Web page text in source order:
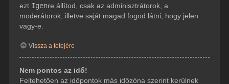
ezt Igenre állítod, csak az adminisztrátorok, a
moderátorok, illetve saját magad fogod látni, hogy jelen
vagy-e.
Vissza a tetejére
Nem pontos az idő!
Feltehetően az időpontok más időzóna szerint kerülnek